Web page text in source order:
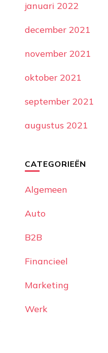
januari 2022
december 2021
november 2021
oktober 2021
september 2021
augustus 2021
CATEGORIEËN
Algemeen
Auto
B2B
Financieel
Marketing
Werk